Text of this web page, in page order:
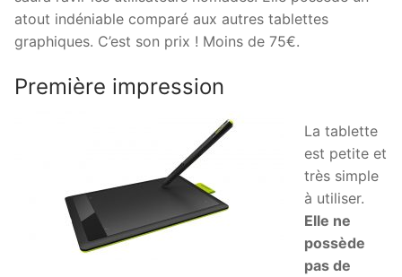
atout indéniable comparé aux autres tablettes
graphiques. C’est son prix ! Moins de 75€.
Première impression
La tablette
est petite et
très simple
à utiliser.
Elle ne
possède
pas de